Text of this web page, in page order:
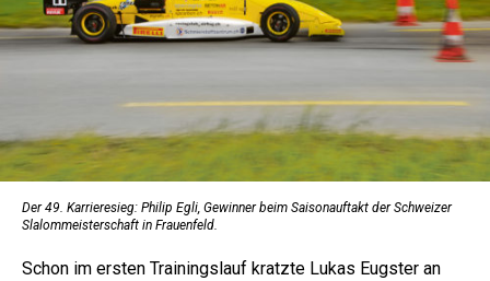
Der 49. Karrieresieg: Philip Egli, Gewinner beim Saisonauftakt der Schweizer
Slalommeisterschaft in Frauenfeld.
Schon im ersten Trainingslauf kratzte Lukas Eugster an